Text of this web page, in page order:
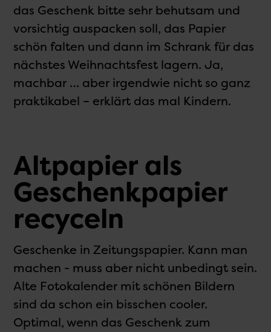
das Geschenk bitte sehr behutsam und
vorsichtig auspacken soll, das Papier
schön falten und dann im Schrank für das
nächstes Weihnachtsfest lagern. Ja,
machbar … aber irgendwie nicht so ganz
praktikabel – erklärt das mal Kindern.
Altpapier als
Geschenk­papier
recyceln
Geschenke in Zeitungspapier. Kann man
machen - muss aber nicht unbedingt sein.
Alte Fotokalender mit schönen Bildern
sind da schon ein bisschen cooler.
Optimal, wenn das Geschenk zum